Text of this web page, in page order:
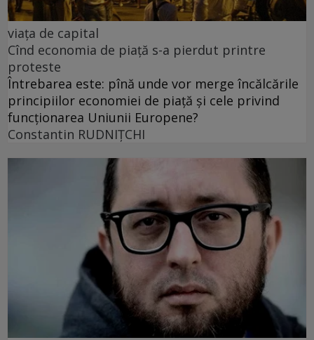
viața de capital
Cînd economia de piață s-a pierdut printre
proteste
Întrebarea este: pînă unde vor merge încălcările
principiilor economiei de piață și cele privind
funcționarea Uniunii Europene?
Constantin RUDNIŢCHI